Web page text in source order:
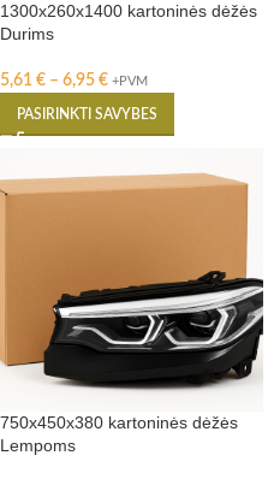
1300x260x1400 kartoninės dėžės
Durims
5,61 € – 6,95 € +PVM
PASIRINKTI SAVYBES
750x450x380 kartoninės dėžės
Lempoms